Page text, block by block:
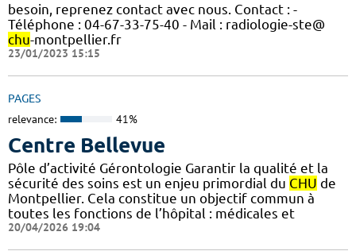
besoin, reprenez contact avec nous. Contact : -
Téléphone : 04-67-33-75-40 - Mail : radiologie-ste@
chu-montpellier.fr
23/01/2023 15:15
PAGES
relevance: 41%
Centre Bellevue
Pôle d’activité Gérontologie Garantir la qualité et la
sécurité des soins est un enjeu primordial du CHU de
Montpellier. Cela constitue un objectif commun à
toutes les fonctions de l’hôpital : médicales et
20/04/2026 19:04